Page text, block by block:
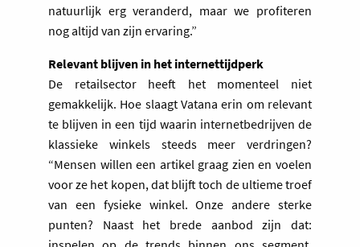
natuurlijk erg veranderd, maar we profiteren
nog altijd van zijn ervaring.”
Relevant blijven in het internettijdperk
De retailsector heeft het momenteel niet
gemakkelijk. Hoe slaagt Vatana erin om relevant
te blijven in een tijd waarin internetbedrijven de
klassieke winkels steeds meer verdringen?
“Mensen willen een artikel graag zien en voelen
voor ze het kopen, dat blijft toch de ultieme troef
van een fysieke winkel. Onze andere sterke
punten? Naast het brede aanbod zijn dat: